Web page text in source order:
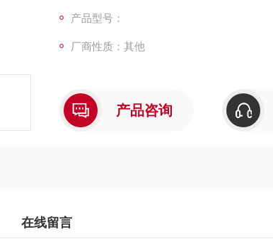
产品型号：
厂商性质：其他
产品咨询
在线留言